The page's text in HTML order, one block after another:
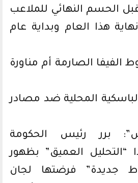
الحسم النهائي للملاعب
هذا العام وبداية عام
الفيفا الصارمة أم مناورة
الباسكية المحلية ضد مصادر
برر رئيس الحكومة
“التحليل العميق” بظهور
جديدة” فرضتها لجان